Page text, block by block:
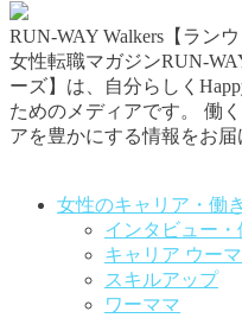
RUN-WAY Walkers【ラン
女性転職マガジンRUN-
ーズ】は、自分らしく
ためのメディアです。
働
アを豊かにする情報をお届
女性のキャリア・働
インタビュー・
キャリア ウー
スキルアップ
ワーママ